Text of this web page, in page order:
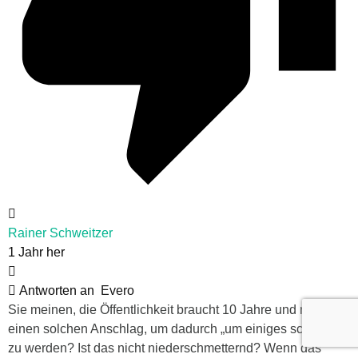
Rainer Schweitzer
1 Jahr her
Antworten an
Evero
Sie meinen, die Öffentlichkeit braucht 10 Jahre und noch
einen solchen Anschlag, um dadurch „um einiges schlauer“
zu werden? Ist das nicht niederschmetternd? Wenn das